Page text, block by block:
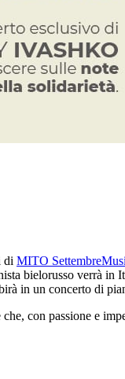
di MITO
bielorusso verrà
in un concerto di
con passione e